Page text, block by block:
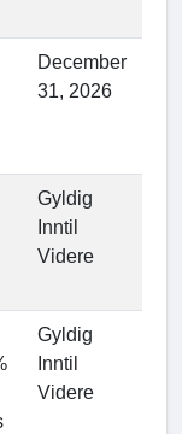
December
31, 2026
Gyldig
Inntil
Videre
Gyldig
Inntil
Videre